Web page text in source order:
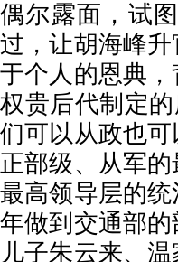
偶尔露面，试
过，让胡海峰
于个人的恩典
权贵后代制定
们可以从政也
正部级、从军
最高领导层的
年做到交通部
儿子朱云来、